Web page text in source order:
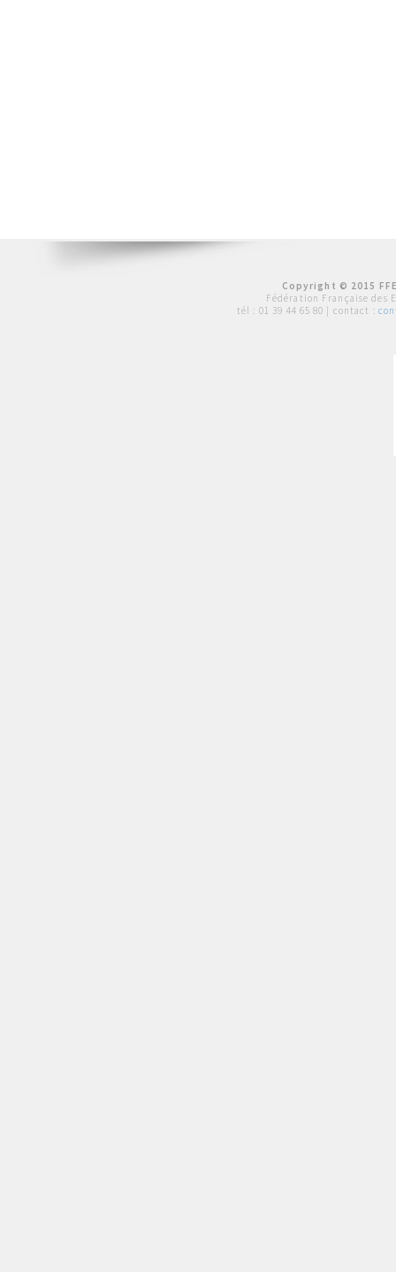
Copyright © 2015
Fédération Française des
tél : 01 39 44 65 80 | contact :